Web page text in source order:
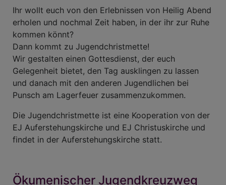
Ihr wollt euch von den Erlebnissen von Heilig Abend
erholen und nochmal Zeit haben, in der ihr zur Ruhe
kommen könnt?
Dann kommt zu Jugendchristmette!
Wir gestalten einen Gottesdienst, der euch
Gelegenheit bietet, den Tag ausklingen zu lassen
und danach mit den anderen Jugendlichen bei
Punsch am Lagerfeuer zusammenzukommen.
Die Jugendchristmette ist eine Kooperation von der
EJ Auferstehungskirche und EJ Christuskirche und
findet in der Auferstehungskirche statt.
Ökumenischer Jugendkreuzweg